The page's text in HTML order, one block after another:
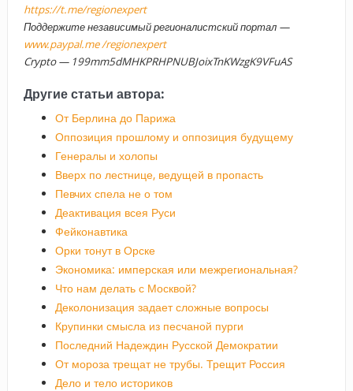
https://t.me/regionexpert
Поддержите независимый регионалистский портал —
www.paypal.me /regionexpert
Crypto — 199mm5dMHKPRHPNUBJoixTnKWzgK9VFuAS
Другие статьи автора:
От Берлина до Парижа
Оппозиция прошлому и оппозиция будущему
Генералы и холопы
Вверх по лестнице, ведущей в пропасть
Певчих спела не о том
Деактивация всея Руси
Фейконавтика
Орки тонут в Орске
Экономика: имперская или межрегиональная?
Что нам делать с Москвой?
Деколонизация задает сложные вопросы
Крупинки смысла из песчаной пурги
Последний Надеждин Русской Демократии
От мороза трещат не трубы. Трещит Россия
Дело и тело историков